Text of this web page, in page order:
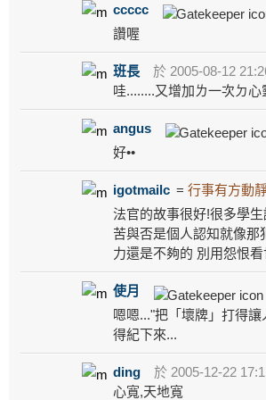
ccccc
讚喔
班長
於 2005-08-12
哇........又增加ㄌ一次ㄉ心
angus
好••
igotmailc =行事有方動
法官的故事很好!很多學
苦與否是個人認知就像
力還是不夠的 別用怨恨
使月
嗯嗯..."把「壞牌」打得
得紀下來...
ding
於 2005-12-22
心寬,天地寬